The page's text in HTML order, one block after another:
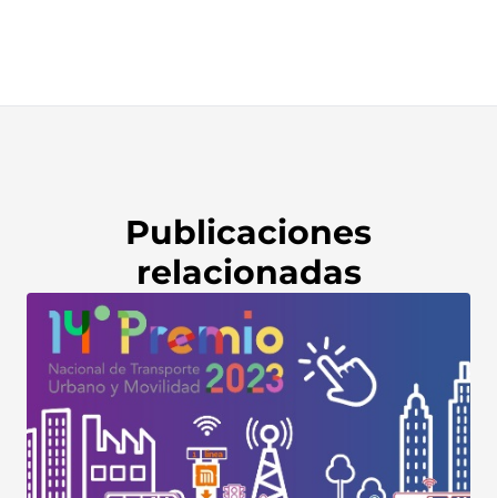
Publicaciones
relacionadas